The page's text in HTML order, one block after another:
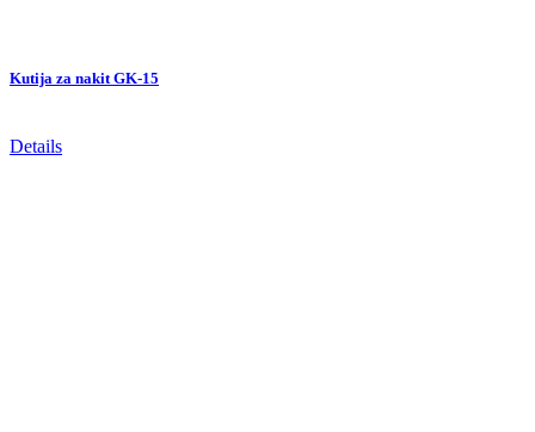
Kutija za nakit GK-15
Details